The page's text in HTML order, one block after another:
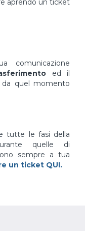
aprendo un ticket
comunicazione
ed il
quel momento
tutte le fasi della
quelle di
sempre a tua
un ticket QUI.